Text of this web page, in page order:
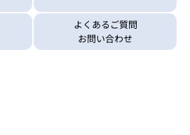
よくあるご質問
お問い合わせ